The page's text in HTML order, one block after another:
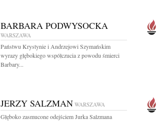
BARBARA PODWYSOCKA
WARSZAWA
Państwu Krystynie i Andrzejowi Szymańskim
wyrazy głębokiego współczucia z powodu śmierci
Barbary...
JERZY SALZMAN WARSZAWA
Głęboko zasmucone odejściem Jurka Salzmana